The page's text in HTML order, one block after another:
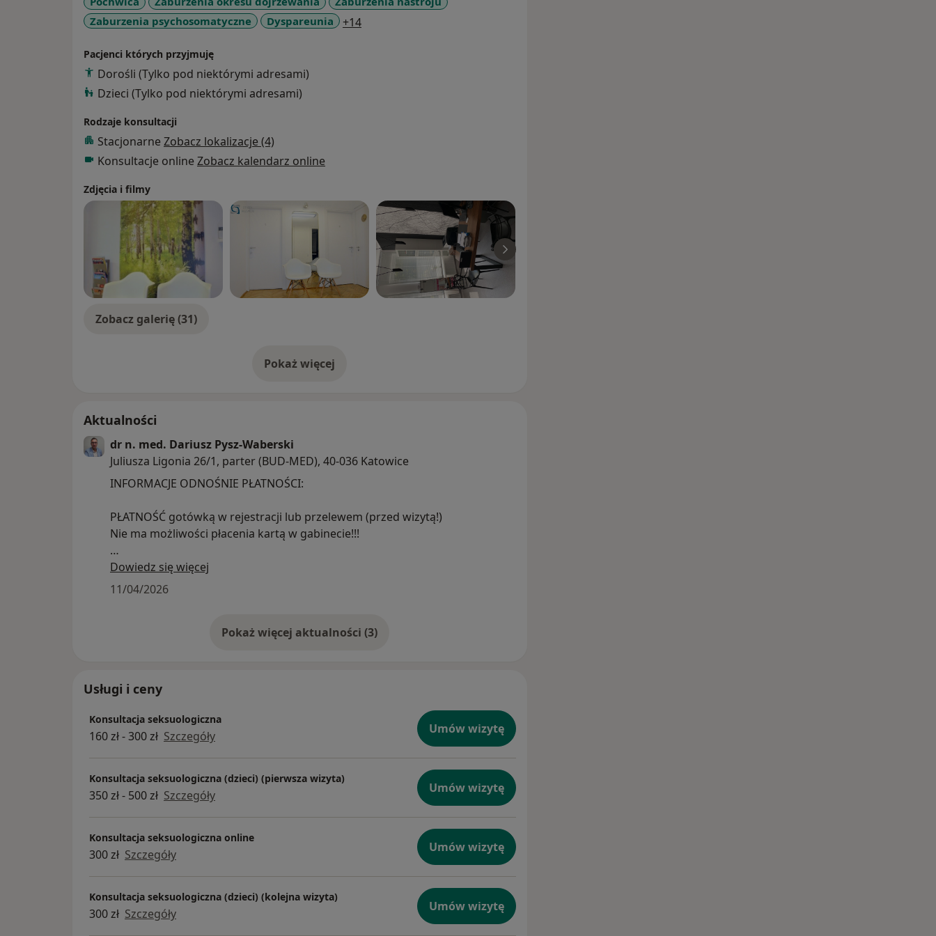
-Brest Cancer Unit.
Zaburzenia psychosomatyczne
Dyspareunia +14a11y_sr_more_diseases
Pacjenci których przyjmuję
Dorośli (Tylko pod niektórymi adresami)
Dzieci (Tylko pod niektórymi adresami)
Rodzaje konsultacji
Stacjonarne Zobacz lokalizacje (4)
Konsultacje online Zobacz kalendarz online
Zdjęcia i filmy
Zobacz galerię (31)
Pokaż więcejo doświadczeniu
Aktualności
dr n. med. Dariusz Pysz-Waberski
Juliusza Ligonia 26/1, parter (BUD-MED), 40-036 Katowice
INFORMACJE ODNOŚNIE PŁATNOŚCI:
PŁATNOŚĆ gotówką w rejestracji lub przelewem (przed wizytą!)
Nie ma możliwości płacenia kartą w gabinecie!!!
INFORMACJE ODNOŚNIE WIZYT:
trudności parkingowych (Poradnia w Katowicach) oraz zarejestrowania się
2) W przypadku nieobecności na umówionej konsultacji bez wcześniejszej
informacji (do 24h przed wizytą) całkowity koszt (100%) rezerwacji
zostanie doliczony do opłaty za ewentualną przyszłą wizytę.
W przypadku odwołania umówionej rezerwacji na krótko przed
zaplanowanym terminem (mniej niż 24h), koszt konsultacji (100%) zostanie
doliczona do ewentualnej przyszłej wizyty.
3) Na wizytę należy zabrać istotną dokumentację medyczną, opisy
konsultacji oraz dokumenty mające znaczenie.
4) Konsultacje osób poniżej 18 rż. odbywają się wyłącznie za zgodą
rodziców/opiekunów prawnych. Na pierwszą wizytę przychodzi wyłącznie
rodzic/opiekun ustawowy.
Dowiedz się więcej
11/04/2026
Pokaż więcej aktualności (3)
Usługi i ceny
Konsultacja seksuologiczna
160 zł - 300 zł Szczegóły Umów wizytę
Konsultacja seksuologiczna (dzieci) (pierwsza wizyta)
350 zł - 500 zł Szczegóły Umów wizytę
Konsultacja seksuologiczna online
300 zł Szczegóły Umów wizytę
Konsultacja seksuologiczna (dzieci) (kolejna wizyta)
300 zł Szczegóły Umów wizytę